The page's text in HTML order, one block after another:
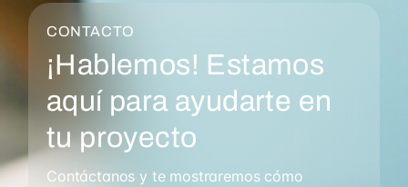
CONTACTO
¡Hablemos! Estamos
aquí para ayudarte en
tu proyecto
Contáctanos y te mostraremos cómo